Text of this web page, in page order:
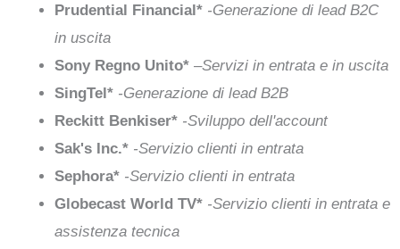
Prudential Financial* -Generazione di lead B2C
in uscita
Sony Regno Unito* –Servizi in entrata e in uscita
SingTel* -Generazione di lead B2B
Reckitt Benkiser* -Sviluppo dell'account
Sak's Inc.* -Servizio clienti in entrata
Sephora* -Servizio clienti in entrata
Globecast World TV* -Servizio clienti in entrata e
assistenza tecnica